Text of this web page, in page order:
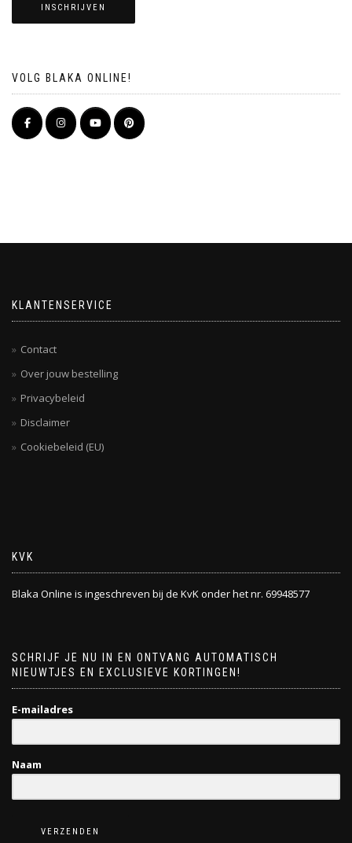
INSCHRIJVEN
VOLG BLAKA ONLINE!
KLANTENSERVICE
Contact
Over jouw bestelling
Privacybeleid
Disclaimer
Cookiebeleid (EU)
KVK
Blaka Online is ingeschreven bij de KvK onder het nr. 69948577
SCHRIJF JE NU IN EN ONTVANG AUTOMATISCH
NIEUWTJES EN EXCLUSIEVE KORTINGEN!
E-mailadres
Naam
VERZENDEN